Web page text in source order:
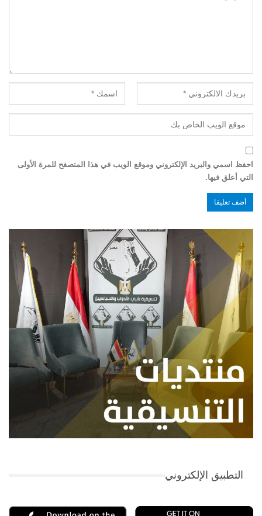
احفظ اسمي والبريد الإلكتروني وموقع الويب في هذا المتصفح للمرة الأولى
التي أعلق فيها.
التطبيق الإلكتروني